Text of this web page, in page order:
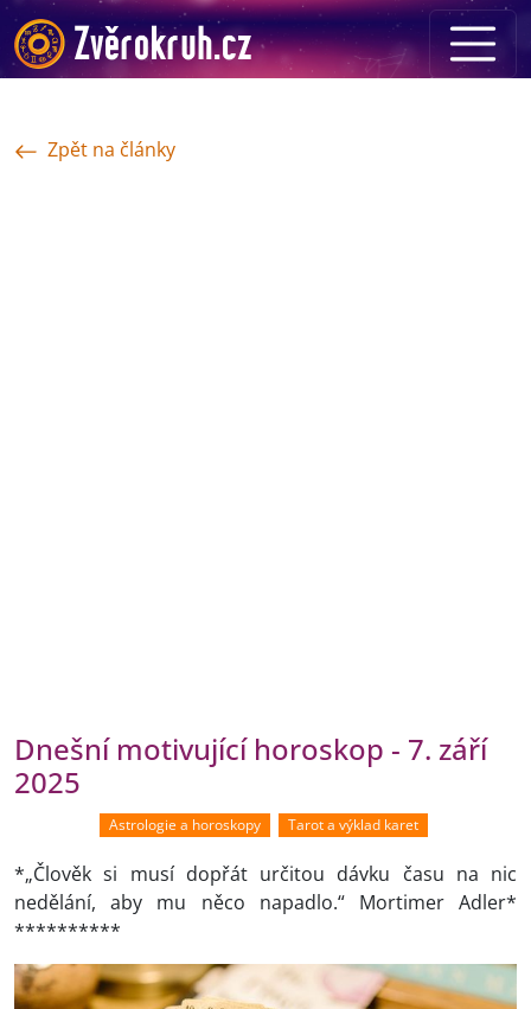
Zpět na články
Dnešní motivující horoskop - 7. září
2025
Astrologie a horoskopy Tarot a výklad karet
*„Člověk si musí dopřát určitou dávku času na nic
nedělání, aby mu něco napadlo.“ Mortimer Adler*
**********